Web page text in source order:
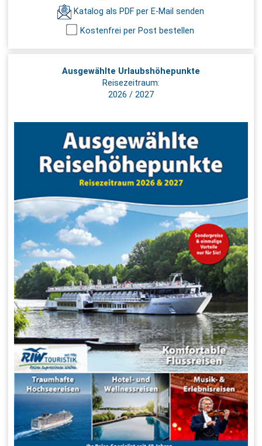
Katalog als PDF per E-Mail senden
Kostenfrei per Post bestellen
Ausgewählte Urlaubshöhepunkte
Reisezeitraum:
2026 / 2027